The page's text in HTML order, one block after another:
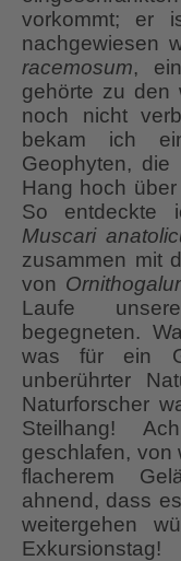
vorkommt; er
nachgewiesen
racemosum,
gehörte zu den
noch nicht
bekam ich
Geophyten,
Hang hoch
So entdeckte
Muscari
zusammen mit
von
Laufe
begegneten.
was für ein
unberührter
Naturforscher
Steilhang!
geschlafen, von
flacherem
ahnend, dass
weitergehen
Exkursionstag!